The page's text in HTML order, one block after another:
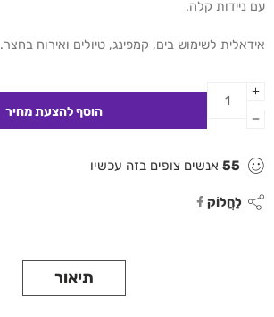
עם ניידות קלה.
אידאלית לשימוש בים, קמפינג, טיולים ואירוח בחצר.
55 אנשים צופים בזה עכשיו
לַחֲלוֹק
תיאור